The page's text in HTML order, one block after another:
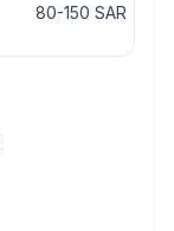
80-150 SAR